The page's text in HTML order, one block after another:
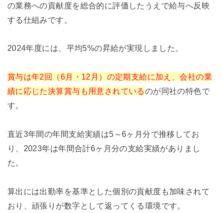
の業務への貢献度を総合的に評価したうえで給与へ反映
する仕組みです。
2024年度には、平均5%の昇給が実現しました。
賞与は年2回（6月・12月）の定期支給に加え、会社の業
績に応じた決算賞与も用意されているのが同社の特色で
す。
直近3年間の年間支給実績は5～6ヶ月分で推移してお
り、2023年は年間合計6ヶ月分の支給実績がありまし
た。
算出には出勤率を基準とした個別の貢献度も加味されて
おり、頑張りが数字として返ってくる環境です。